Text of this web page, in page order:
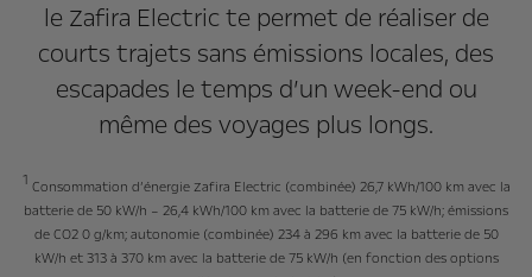
le Zafira Electric te permet de réaliser de
courts trajets sans émissions locales, des
escapades le temps d’un week-end ou
même des voyages plus longs.
1 Consommation d’énergie Zafira Electric (combinée) 26,7 kWh/100 km avec la
batterie de 50 kW/h – 26,4 kWh/100 km avec la batterie de 75 kW/h; émissions
de CO2 0 g/km; autonomie (combinée) 234 à 296 km avec la batterie de 50
kW/h et 313 à 370 km avec la batterie de 75 kW/h (en fonction des options